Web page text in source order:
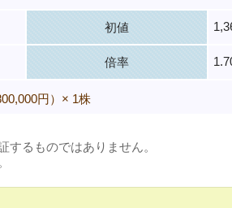
初値
倍率
円）× 1株
るものではありません。